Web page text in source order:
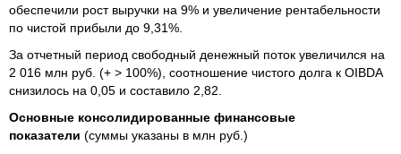
обеспечили рост выручки на 9% и увеличение рентабельности
по чистой прибыли до 9,31%.
За отчетный период свободный денежный поток увеличился на
2 016 млн руб. (+ > 100%), соотношение чистого долга к OIBDA
снизилось на 0,05 и составило 2,82.
Основные консолидированные финансовые
показатели (суммы указаны в млн руб.)